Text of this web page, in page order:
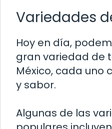
Variedades
Hoy en día,
gran variedad de
México, cada uno
y sabor.
Algunas de las